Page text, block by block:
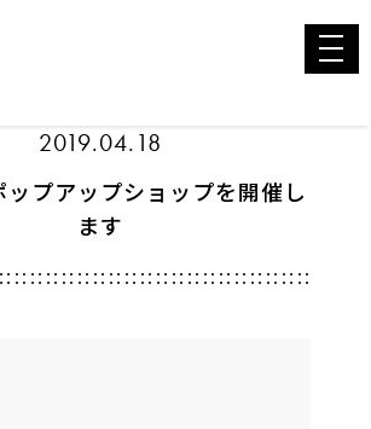
toggle
2019.04.18
ップアップショップを開催し
ます